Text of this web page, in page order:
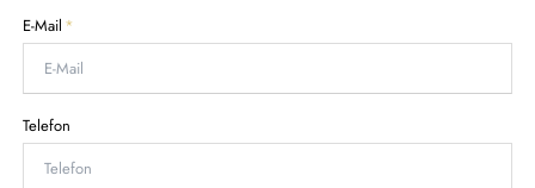
c
h
l
d
P
f
i
c
h
E-Mail *
Telefon